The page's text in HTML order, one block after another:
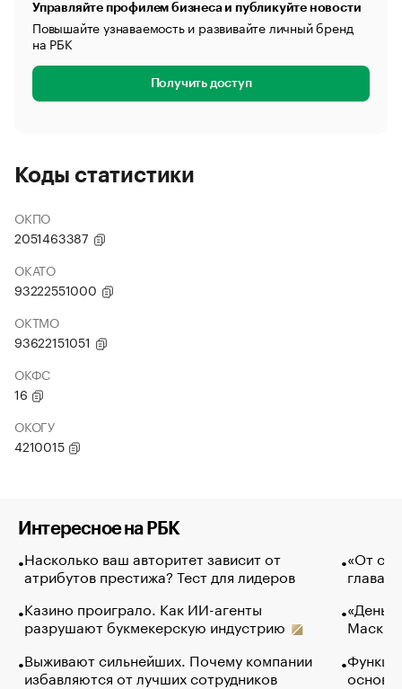
Управляйте профилем бизнеса и публикуйте новости
Повышайте узнаваемость и развивайте личный бренд
на РБК
Получить доступ
Коды статистики
ОКПО
2051463387
ОКАТО
93222551000
ОКТМО
93622151051
ОКФС
16
ОКОГУ
4210015
Интересное на РБК
Насколько ваш авторитет зависит от
атрибутов престижа? Тест для лидеров
Казино проиграло. Как ИИ-агенты
разрушают букмекерскую индустрию
Выживают сильнейших. Почему компании
избавляются от лучших сотрудников
«От
глава
Маск в
основ